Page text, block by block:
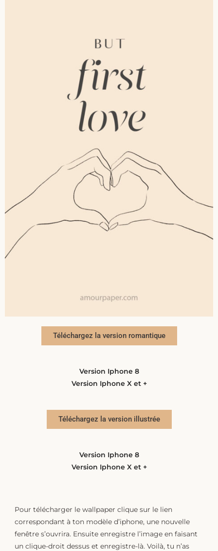
Téléchargez la version romantique
Version Iphone 8
Version Iphone X et +
Téléchargez la version illustrée
Version Iphone 8
Version Iphone X et +
Pour télécharger le wallpaper clique sur le lien
correspondant à ton modèle d’iphone, une nouvelle
fenêtre s’ouvrira. Ensuite enregistre l’image en faisant
un clique-droit dessus et enregistre-là. Voilà, tu n’as